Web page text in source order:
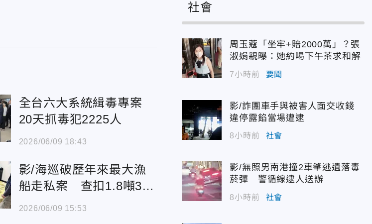
全台六大系統緝毒專案
20天抓毒犯2225人
2026/06/09 18:43
影/海巡破歷年來最大漁
船走私案 查扣1.8噸30
億毒品
2026/06/09 15:53
社會
周玉蔻「坐牢+賠2000萬」？張
淑娟親曝：她約喝下午茶求和解
7小時前 要聞
影/詐團車手與被害人面交收錢
違停露餡當場遭逮
8小時前 社會
影/無照男南港撞2車肇逃遺落毒
菸彈 警循線逮人送辦
8小時前 社會